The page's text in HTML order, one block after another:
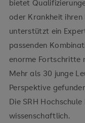
bietet
oder Krankheit
unterstützt ein
passenden
enorme Fortschritte
Mehr als 30 junge
Perspektive
Die SRH
wissenschaftlich.